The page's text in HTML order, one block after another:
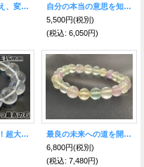
自信や勇気を与え、変化に対応する力を得る ムーアカイト ブレスレット
自分の本当の意思を知り、人生を切り開く力を持つ！ レピドライト＆水晶 ブレスレット
5,500円(税別)
(税込: 6,050円)
【虹入り】天然！超大玉！最高の浄化力！大玉天然水晶AAA16ミリ珠ブレスレット
最良の未来への道を開拓する☆キャンディフローライト ブレスレット8mm
6,800円(税別)
(税込: 7,480円)